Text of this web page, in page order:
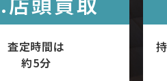
査定時間は
約5分